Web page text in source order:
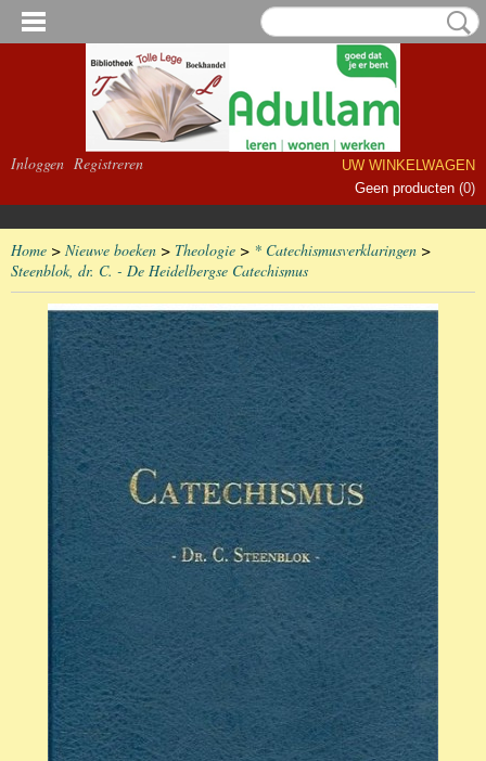
Inloggen Registreren
UW WINKELWAGEN
Geen producten (0)
Home > Nieuwe boeken > Theologie > * Catechismusverklaringen >
Steenblok, dr. C. - De Heidelbergse Catechismus